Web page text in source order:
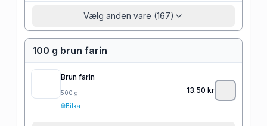
Vælg anden vare (167)
100 g brun farin
Brun farin
500 g
Bilka
13.50 kr